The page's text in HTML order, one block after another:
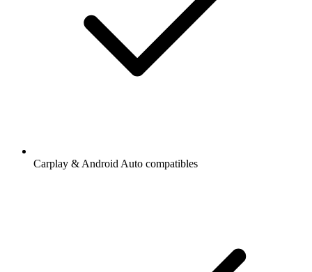
Carplay & Android Auto compatibles